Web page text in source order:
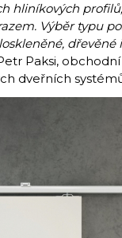
hliníkových
Výběr typu
Paksi,
dveřních